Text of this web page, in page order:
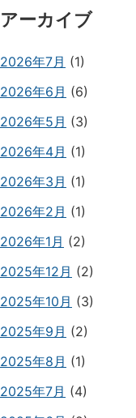
アーカイブ
2026年7月 (1)
2026年6月 (6)
2026年5月 (3)
2026年4月 (1)
2026年3月 (1)
2026年2月 (1)
2026年1月 (2)
2025年12月 (2)
2025年10月 (3)
2025年9月 (2)
2025年8月 (1)
2025年7月 (4)